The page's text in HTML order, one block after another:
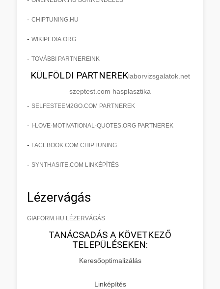
- CHIPTUNING.HU
- WIKIPEDIA.ORG
- TOVÁBBI PARTNEREINK
KÜLFÖLDI PARTNEREKlaborvizsgalatok.net
szeptest.com hasplasztika
- SELFESTEEM2GO.COM PARTNEREK
- I-LOVE-MOTIVATIONAL-QUOTES.ORG PARTNEREK
- FACEBOOK.COM CHIPTUNING
- SYNTHASITE.COM LINKÉPÍTÉS
Lézervágás
GIAFORM.HU LÉZERVÁGÁS
TANÁCSADÁS A KÖVETKEZŐ
TELEPÜLÉSEKEN:
Keresőoptimalizálás
Linképítés